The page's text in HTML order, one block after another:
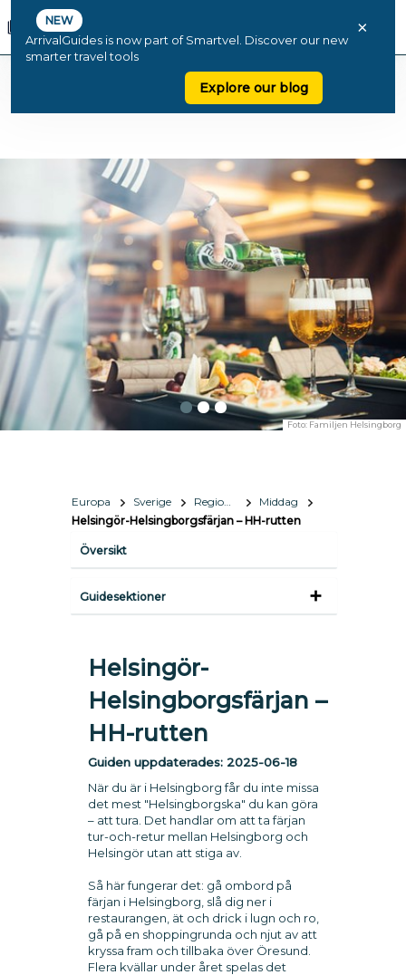
NEW
ArrivalGuides is now part of Smartvel. Discover our new
smarter travel tools
Explore our blog
×
Foto: Familjen Helsingborg
Europa Sverige Region Helsingborg
Middag
Helsingör-Helsingborgsfärjan – HH-rutten
Översikt
Guidesektioner
Helsingör-
Helsingborgsfärjan –
HH-rutten
Guiden uppdaterades: 2025-06-18
När du är i Helsingborg får du inte missa
det mest "Helsingborgska" du kan göra
– att tura. Det handlar om att ta färjan
tur-och-retur mellan Helsingborg och
Helsingör utan att stiga av.
Så här fungerar det: gå ombord på
färjan i Helsingborg, slå dig ner i
restaurangen, ät och drick i lugn och ro,
gå på en shoppingrunda och njut av att
kryssa fram och tillbaka över Öresund.
Flera kvällar under året spelas det